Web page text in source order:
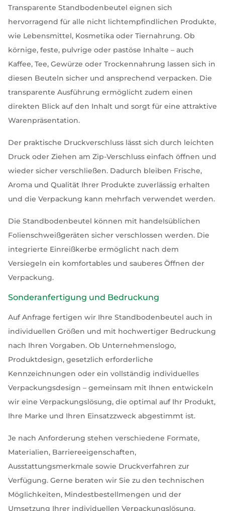
Transparente Standbodenbeutel eignen sich
hervorragend für alle nicht lichtempfindlichen Produkte,
wie Lebensmittel, Kosmetika oder Tiernahrung. Ob
körnige, feste, pulvrige oder pastöse Inhalte – auch
Kaffee, Tee, Gewürze oder Trockennahrung lassen sich in
diesen Beuteln sicher und ansprechend verpacken. Die
transparente Ausführung ermöglicht zudem einen
direkten Blick auf den Inhalt und sorgt für eine attraktive
Warenpräsentation.
Der praktische Druckverschluss lässt sich durch leichten
Druck oder Ziehen am Zip-Verschluss einfach öffnen und
wieder sicher verschließen. Dadurch bleiben Frische,
Aroma und Qualität Ihrer Produkte zuverlässig erhalten
und die Verpackung kann mehrfach verwendet werden.
Die Standbodenbeutel können mit handelsüblichen
Folienschweißgeräten sicher verschlossen werden. Die
integrierte Einreißkerbe ermöglicht nach dem
Versiegeln ein komfortables und sauberes Öffnen der
Verpackung.
Sonderanfertigung und Bedruckung
Auf Anfrage fertigen wir Ihre Standbodenbeutel auch in
individuellen Größen und mit hochwertiger Bedruckung
nach Ihren Vorgaben. Ob Unternehmenslogo,
Produktdesign, gesetzlich erforderliche
Kennzeichnungen oder ein vollständig individuelles
Verpackungsdesign – gemeinsam mit Ihnen entwickeln
wir eine Verpackungslösung, die optimal auf Ihr Produkt,
Ihre Marke und Ihren Einsatzzweck abgestimmt ist.
Je nach Anforderung stehen verschiedene Formate,
Materialien, Barriereeigenschaften,
Ausstattungsmerkmale sowie Druckverfahren zur
Verfügung. Gerne beraten wir Sie zu den technischen
Möglichkeiten, Mindestbestellmengen und der
Umsetzung Ihrer individuellen Verpackungslösung.